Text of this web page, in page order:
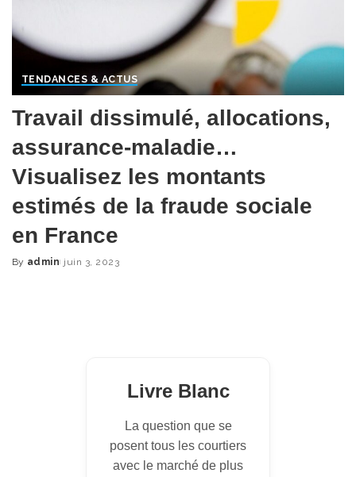
TENDANCES & ACTUS
Travail dissimulé, allocations,
assurance-maladie…
Visualisez les montants
estimés de la fraude sociale
en France
Posted
By admin juin 3, 2023
Livre Blanc
La question que se
posent tous les courtiers
avec le marché de plus